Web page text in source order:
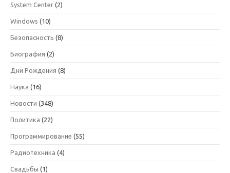
System Center (2)
Windows (10)
Безопасность (8)
Биография (2)
Дни Рождения (8)
Наука (16)
Новости (348)
Политика (22)
Программирование (55)
Радиотехника (4)
Свадьбы (1)